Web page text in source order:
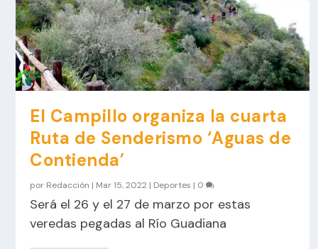
El Campillo organiza la cuarta
Ruta de Senderismo ‘Aguas de
Contienda’
por Redacción | Mar 15, 2022 | Deportes | 0
Será el 26 y el 27 de marzo por estas
veredas pegadas al Río Guadiana